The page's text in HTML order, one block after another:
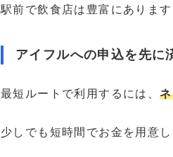
駅前で飲食店は豊富にありま
アイフルへの申込を先に
最短ルートで利用するには、
少しでも短時間でお金を用意